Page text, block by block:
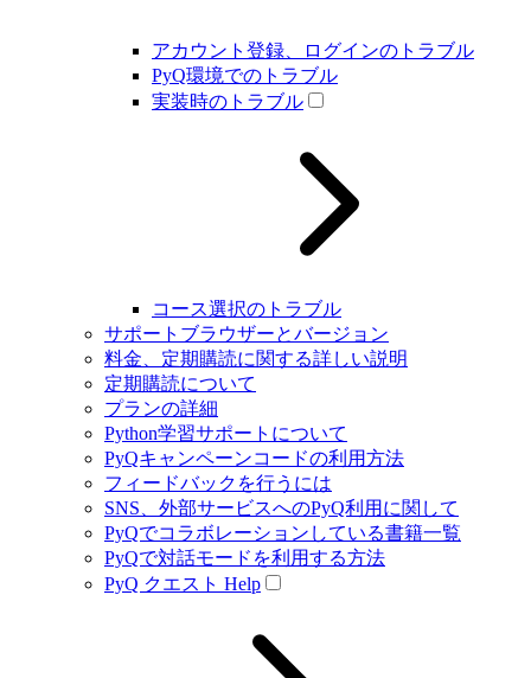
アカウント登録、ログインのトラブル
PyQ環境でのトラブル
実装時のトラブル
コース選択のトラブル
サポートブラウザーとバージョン
料金、定期購読に関する詳しい説明
定期購読について
プランの詳細
Python学習サポートについて
PyQキャンペーンコードの利用方法
フィードバックを行うには
SNS、外部サービスへのPyQ利用に関して
PyQでコラボレーションしている書籍一覧
PyQで対話モードを利用する方法
PyQ クエスト Help